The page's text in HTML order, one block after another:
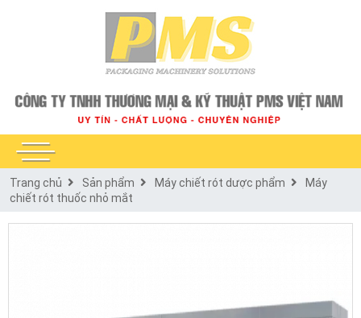
Trang chủ Sản phẩm Máy chiết rót dược phẩm
Máy
chiết rót thuốc nhỏ mắt